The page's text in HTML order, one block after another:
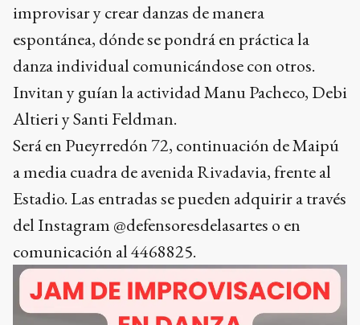
improvisar y crear danzas de manera
espontánea, dónde se pondrá en práctica la
danza individual comunicándose con otros.
Invitan y guían la actividad Manu Pacheco, Debi
Altieri y Santi Feldman.
Será en Pueyrredón 72, continuación de Maipú
a media cuadra de avenida Rivadavia, frente al
Estadio. Las entradas se pueden adquirir a través
del Instagram @defensoresdelasartes o en
comunicación al 4468825.